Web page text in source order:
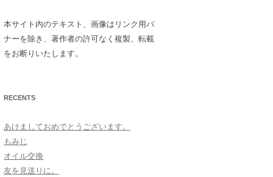
本サイト内のテキスト、画像はリンク用バ
ナーを除き、著作者の許可なく複製、転載
をお断りいたします。
RECENTS
あけましておめでとうございます。
もみじ
オイル交換
友を見送りに。